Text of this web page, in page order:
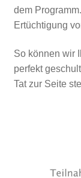
dem
Ertüchtigung
So können wir
perfekt
Tat zur Seite